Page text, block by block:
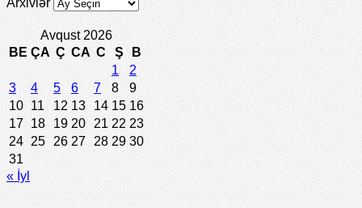
Arxivlər
Avqust 2026
BE ÇA Ç CA C Ş
B
1
2
3
4 5 6 7 8
9
10 11 12 13 14 15 16
17 18 19 20 21 22 23
24 25 26 27 28 29 30
31
« İyl